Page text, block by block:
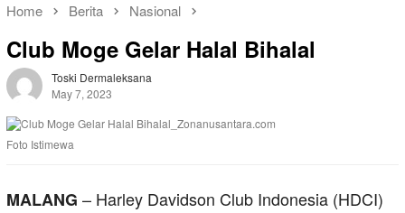
Home Berita Nasional
Club Moge Gelar Halal Bihalal
Toski Dermaleksana
May 7, 2023
Foto Istimewa
MALANG – Harley Davidson Club Indonesia (HDCI)